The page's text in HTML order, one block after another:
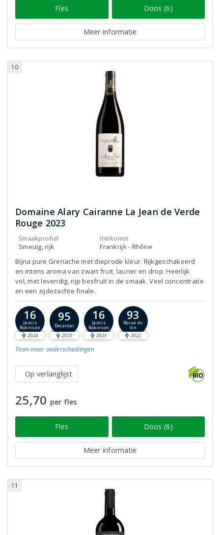
Fles Doos (6)
Meer informatie
10
Domaine Alary Cairanne La Jean de Verde
Rouge 2023
Smaakprofiel
Smeuïg, rijk
Herkomst
Frankrijk - Rhône
Bijna pure Grenache met dieprode kleur. Rijkgeschakeerd
en intens aroma van zwart fruit, laurier en drop. Heerlijk
vol, met levendig, rijp besfruit in de smaak. Veel concentratie
en een zijdezachte finale.
16
Jancis
Robinson
2024
95
Decanter
2023
16
Jancis
Robinson
2023
93
Revue du
Vin
2022
Toon meer onderscheidingen
Op verlanglijst
25,70 per fles
Fles Doos (6)
Meer informatie
11